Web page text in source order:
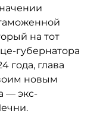
на тот
губернатора
года, глава
новым
— экс-